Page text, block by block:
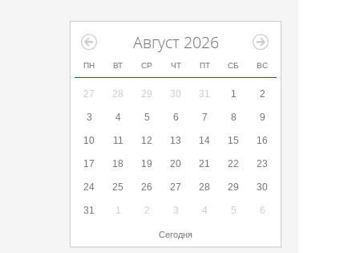
Август 2026
ПН ВТ СР ЧТ ПТ СБ ВС
27 28 29 30 31 1 2
3 4 5 6 7 8 9
10 11 12 13 14 15 16
17 18 19 20 21 22 23
24 25 26 27 28 29 30
31 1 2 3 4 5 6
Сегодня